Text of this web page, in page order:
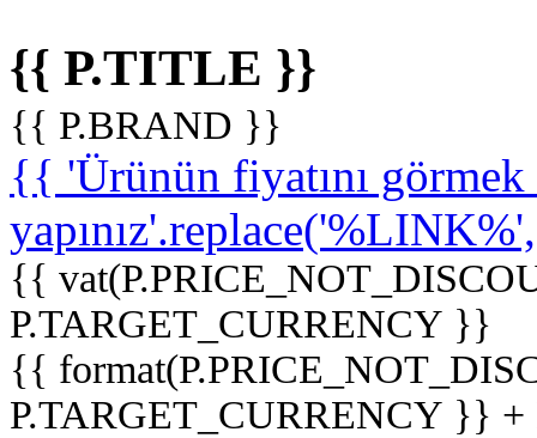
{{ P.TITLE }}
{{ P.BRAND }}
{{ 'Ürünün fiyatını
{{
P.TARGET_CURRENCY }}
{{
P.TARGET_CURRENCY }}